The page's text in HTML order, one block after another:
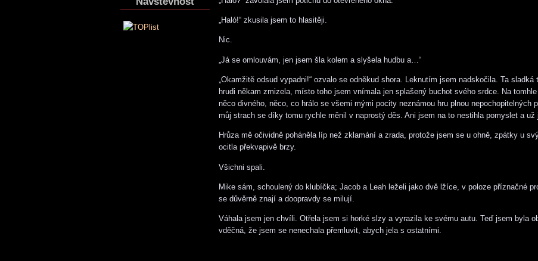
„Haló!“ zkusila jsem to hlasitěji.
Nic.
„Já se omlouvám, jen jsem šla kolem a slyšela hudbu a…“
„Okamžitě odsud vypadni!“ ozvalo se odněkud shora. Leknutím jsem nadskočila. Ta sladká
hrudi někam zmizela, místo toho jsem vnímala jen splašený buchot svého srdce. Na
něco divného, něco, co hrálo se všemi mými pocity neznámou hru plnou nepochopitelných
můj strach se díky tomu rychle měnil v naprostý děs. Ani jsem na to nestihla pomyslet a už
Hrůza mě očividně poháněla líp než zklamání a zrada, protože jsem se u ohně, zpátky u
ocitla překvapivě brzy.
Všichni spali.
Mike sám, schoulený do klubíčka; Jacob a Leah leželi jako dvě lžíce, v poloze příznačné
se důvěrně znají a doopravdy se milují.
Váhala jsem jen chvíli. Otřela jsem si horké slzy a vyrazila ke svému autu. Teď jsem byla
vděčná, že jsem se nenechala přemluvit, abych jela s ostatními.